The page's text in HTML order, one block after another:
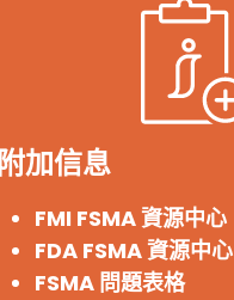
附加信息
FMI FSMA 資源中心
FDA FSMA 資源中心
FSMA 問題表格